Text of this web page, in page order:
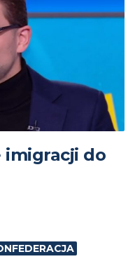
imigracji do